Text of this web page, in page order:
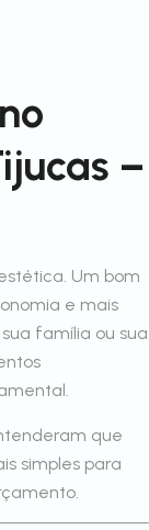
–
Um bom
e mais
família ou sua
que
simples para